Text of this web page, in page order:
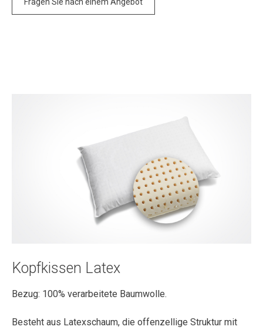
Kopfkissen Latex
Bezug: 100% verarbeitete Baumwolle.
Besteht aus Latexschaum, die offenzellige Struktur mit